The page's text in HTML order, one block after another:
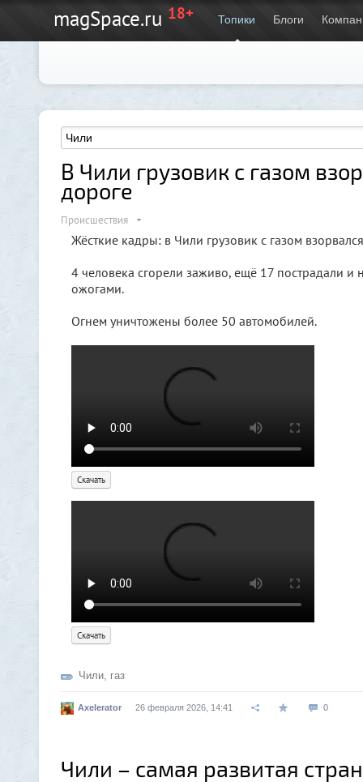
magSpace.ru 18+ Топики Блоги
В Чили грузовик с газом
дороге
Происшествия
Жёсткие кадры: в Чили грузовик с газом
4 человека сгорели заживо, ещё 17 пострадали и
ожогами.
Огнем уничтожены более 50 автомобилей.
Скачать
Скачать
Чили, газ
Axelerator 26 февраля 2026, 14:41 0
Чили – самая развитая